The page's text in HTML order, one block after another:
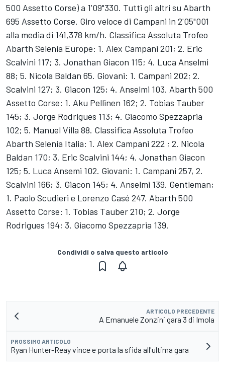
500 Assetto Corse) a 1'09"330. Tutti gli altri su Abarth
695 Assetto Corse. Giro veloce di Campani in 2'05"001
alla media di 141,378 km/h. Classifica Assoluta Trofeo
Abarth Selenia Europe: 1. Alex Campani 201; 2. Eric
Scalvini 117; 3. Jonathan Giacon 115; 4. Luca Anselmi
88; 5. Nicola Baldan 65. Giovani: 1. Campani 202; 2.
Scalvini 127; 3. Giacon 125; 4. Anselmi 103. Abarth 500
Assetto Corse: 1. Aku Pellinen 162; 2. Tobias Tauber
145; 3. Jorge Rodrigues 113; 4. Giacomo Spezzapria
102; 5. Manuel Villa 88. Classifica Assoluta Trofeo
Abarth Selenia Italia: 1. Alex Campani 222 ; 2. Nicola
Baldan 170; 3. Eric Scalvini 144; 4. Jonathan Giacon
125; 5. Luca Ansemi 102. Giovani: 1. Campani 257, 2.
Scalvini 166; 3. Giacon 145; 4. Anselmi 139. Gentleman;
1. Paolo Scudieri e Lorenzo Casé 247. Abarth 500
Assetto Corse: 1. Tobias Tauber 210; 2. Jorge
Rodrigues 194; 3. Giacomo Spezzapria 139.
Condividi o salva questo articolo
ARTICOLO PRECEDENTE
A Emanuele Zonzini gara 3 di Imola
PROSSIMO ARTICOLO
Ryan Hunter-Reay vince e porta la sfida all'ultima gara